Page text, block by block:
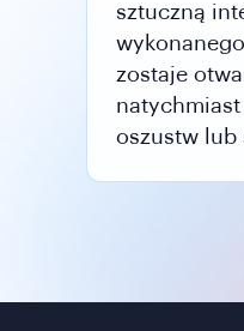
sztuczną
zostaje
oszustw lub